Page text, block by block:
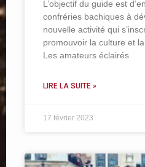
L’objectif du guide est
confréries bachiques à
nouvelle activité qui
promouvoir la culture et
Les amateurs éclairés
LIRE LA SUITE »
17 février 2023